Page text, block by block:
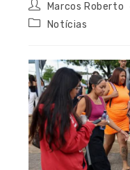
Marcos Roberto
Notícias